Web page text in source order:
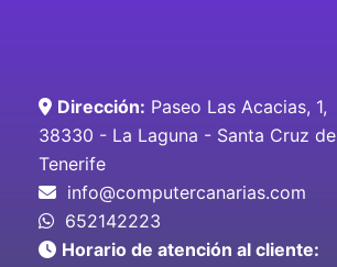
Dirección: Paseo Las Acacias, 1,
38330 - La Laguna - Santa Cruz de
Tenerife
info@computercanarias.com
652142223
Horario de atención al cliente: